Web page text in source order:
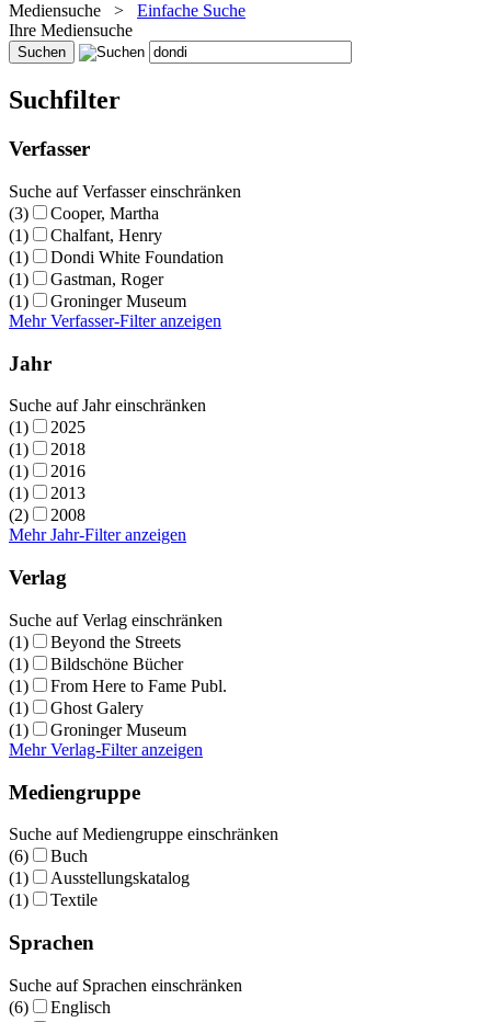
Mediensuche > Einfache Suche
Ihre Mediensuche
Suchfilter
Verfasser
Suche auf Verfasser einschränken
(3)
Cooper, Martha
(1)
Chalfant, Henry
(1)
Dondi White Foundation
(1)
Gastman, Roger
(1)
Groninger Museum
Mehr Verfasser-Filter anzeigen
Jahr
Suche auf Jahr einschränken
(1)
2025
(1)
2018
(1)
2016
(1)
2013
(2)
2008
Mehr Jahr-Filter anzeigen
Verlag
Suche auf Verlag einschränken
(1)
Beyond the Streets
(1)
Bildschöne Bücher
(1)
From Here to Fame Publ.
(1)
Ghost Galery
(1)
Groninger Museum
Mehr Verlag-Filter anzeigen
Mediengruppe
Suche auf Mediengruppe einschränken
(6)
Buch
(1)
Ausstellungskatalog
(1)
Textile
Sprachen
Suche auf Sprachen einschränken
(6)
Englisch